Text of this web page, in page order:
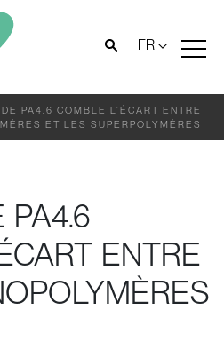
FR
PA4.6 COMBLE L’ÉCART ENTRE
ET LES SUPERPOLYMÈRES
PA4.6
ENTRE